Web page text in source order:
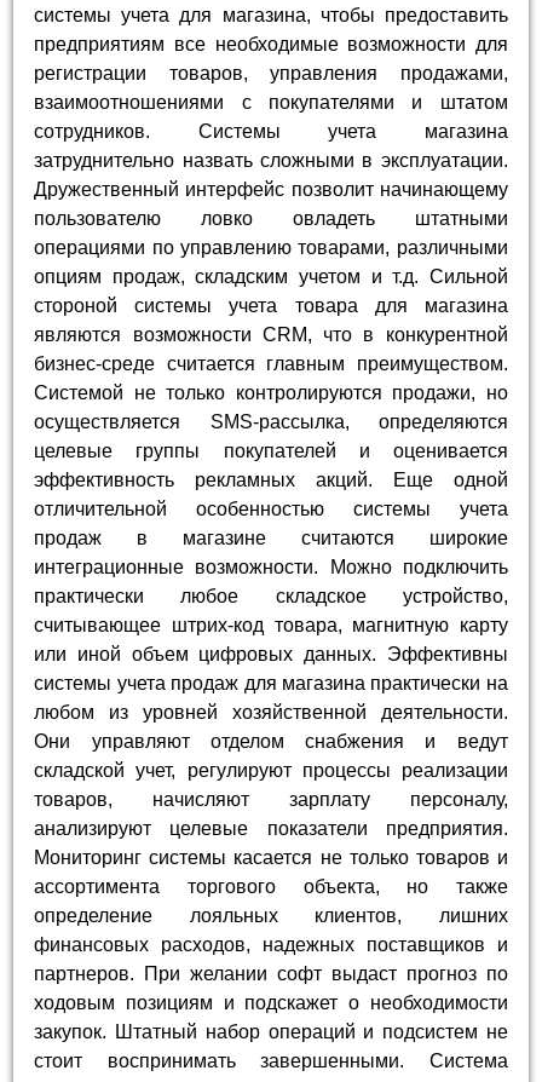
системы учета для магазина, чтобы предоставить
предприятиям все необходимые возможности для
регистрации товаров, управления продажами,
взаимоотношениями с покупателями и штатом
сотрудников. Системы учета магазина
затруднительно назвать сложными в эксплуатации.
Дружественный интерфейс позволит начинающему
пользователю ловко овладеть штатными
операциями по управлению товарами, различными
опциям продаж, складским учетом и т.д. Сильной
стороной системы учета товара для магазина
являются возможности CRM, что в конкурентной
бизнес-среде считается главным преимуществом.
Системой не только контролируются продажи, но
осуществляется SMS-рассылка, определяются
целевые группы покупателей и оценивается
эффективность рекламных акций. Еще одной
отличительной особенностью системы учета
продаж в магазине считаются широкие
интеграционные возможности. Можно подключить
практически любое складское устройство,
считывающее штрих-код товара, магнитную карту
или иной объем цифровых данных. Эффективны
системы учета продаж для магазина практически на
любом из уровней хозяйственной деятельности.
Они управляют отделом снабжения и ведут
складской учет, регулируют процессы реализации
товаров, начисляют зарплату персоналу,
анализируют целевые показатели предприятия.
Мониторинг системы касается не только товаров и
ассортимента торгового объекта, но также
определение лояльных клиентов, лишних
финансовых расходов, надежных поставщиков и
партнеров. При желании софт выдаст прогноз по
ходовым позициям и подскажет о необходимости
закупок. Штатный набор операций и подсистем не
стоит воспринимать завершенными. Система